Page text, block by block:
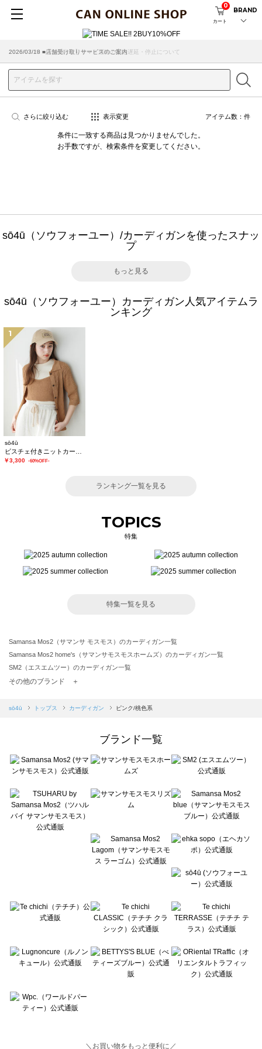
カート
0
BRAND
2026/07/29 ■【お知らせ】ヤマト運輸の配送遅延・停止について
2026/03/18 ■店舗受け取りサービスのご案内
さらに絞り込む 表示変更 アイテム数： 件
条件に一致する商品は見つかりませんでした。
お手数ですが、検索条件を変更してください。
sō4ū（ソウフォーユー）/カーディガンを使ったスナッ
プ
もっと見る
sō4ū（ソウフォーユー）カーディガン人気アイテムラ
ンキング
1
sō4ū
￥3,300 -60%OFF-
ランキング一覧を見る
TOPICS
特集
特集一覧を見る
Samansa Mos2（サマンサ モスモス）のカーディガン一覧
Samansa Mos2 home's（サマンサモスモスホームズ）のカーディガン一覧
SM2（エスエムツー）のカーディガン一覧
TSUHARU by Samansa Mos2（ツハルバイサマンサモスモス）のカーディガン一覧
Samansa Mos2 blue（サマンサモスモス ブルー）のカーディガン一覧
sō4ū（ソウフォーユー）のカーディガン一覧
Te chichi（テチチ）のカーディガン一覧
Te chichi CLASSIC（テチチ クラシック）のカーディガン一覧
Lugnoncure（ルノンキュール）のカーディガン一覧
BETTY'S BLUE（べティーズブルー）のカーディガン一覧
Wpc.（ワールドパーティー）のカーディガン一覧
その他のブランド ＋
sō4ū トップス カーディガン ピンク/桃色系
ブランド一覧
＼お買い物をもっと便利に／